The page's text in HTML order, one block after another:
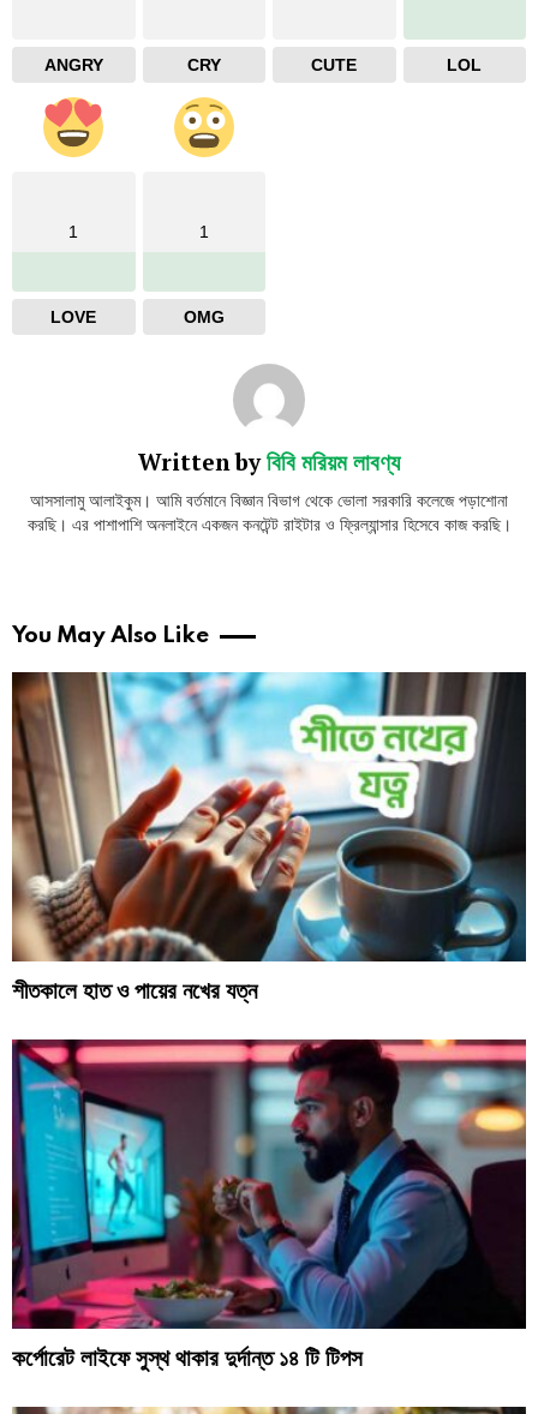
ANGRY CRY CUTE LOL
1
LOVE
1
OMG
Written byবিবি মরিয়ম লাবণ্য
আসসালামু আলাইকুম। আমি বর্তমানে বিজ্ঞান বিভাগ থেকে ভোলা সরকারি কলেজে পড়াশোনা
করছি। এর পাশাপাশি অনলাইনে একজন কনটেন্ট রাইটার ও ফ্রিল্যান্সার হিসেবে কাজ করছি।
You May Also Like
শীতকালে হাত ও পায়ের নখের যত্ন
কর্পোরেট লাইফে সুস্থ থাকার দুর্দান্ত ১৪ টি টিপস